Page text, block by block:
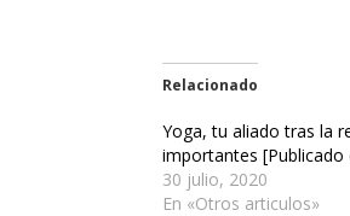
Relacionado
Yoga, tu aliado tras la
importantes
30 julio, 2020
En «Otros articulos»